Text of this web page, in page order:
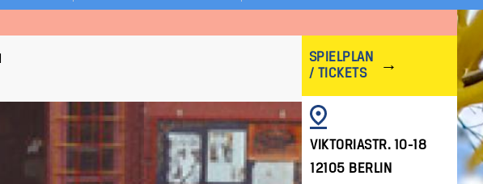
SPIELPLAN
/ TICKETS
BILD
VIKTORIASTR. 10-18
12105 BERLIN